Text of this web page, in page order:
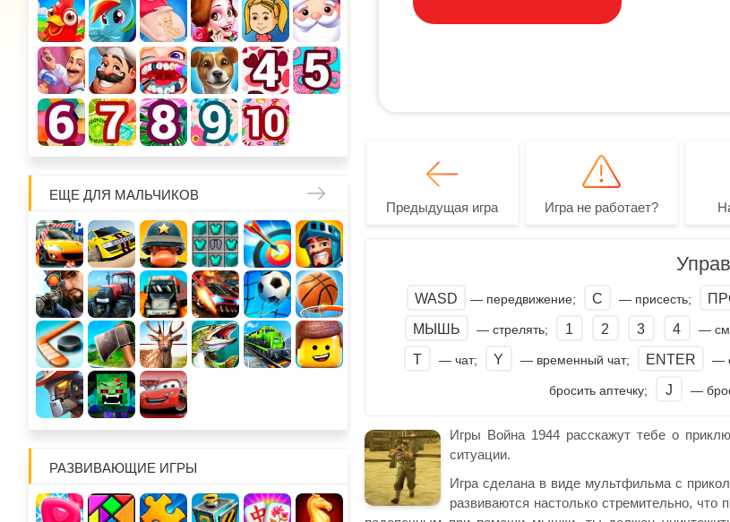
ЕЩЕ ДЛЯ МАЛЬЧИКОВ
РАЗВИВАЮЩИЕ ИГРЫ
Предыдущая игра Игра не работает?
WASD — передвижение; C — присесть;
МЫШЬ — стрелять; 1 2 3 4 —
T — чат; Y — временный чат; ENTER —
бросить аптечку; J —
Игры Война 1944 расскажут тебе о
ситуации.
Игра сделана в виде мультфильма с
развиваются настолько стремительно,